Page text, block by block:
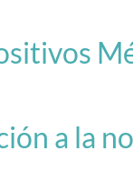
a la